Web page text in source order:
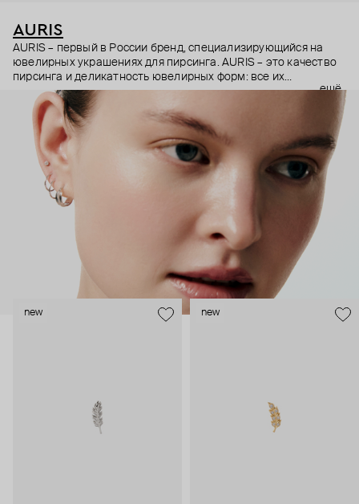
AURIS
AURIS – первый в России бренд, специализирующийся на
ювелирных украшениях для пирсинга. AURIS – это качество
пирсинга и деликатность ювелирных форм: все их
украшения ручной работы. В процессе создания участвуют
как профессиональные пирсеры (они отвечают за
безопасность и эргономичность пирсинга), так и ювелирные
стилисты (благодаря им дизайн соответствует трендам, а
украшения легко сочетаются между собой).
Украшения AURIS – для тех, кто открыто выражает себя, но
делает это интеллигентно и по-взрослому.
ещё
new new